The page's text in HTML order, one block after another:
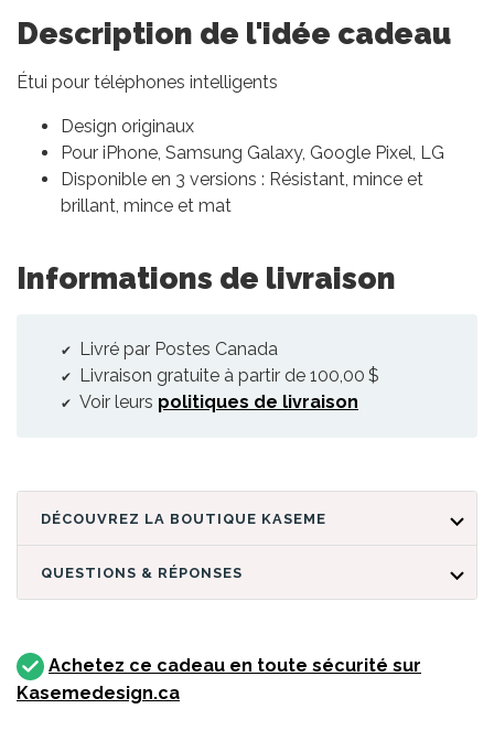
Description de l'idée cadeau
Étui pour téléphones intelligents
Design originaux
Pour iPhone, Samsung Galaxy, Google Pixel, LG
Disponible en 3 versions : Résistant, mince et
brillant, mince et mat
Informations de livraison
Livré par Postes Canada
Livraison gratuite à partir de 100,00 $
Voir leurs politiques de livraison
DÉCOUVREZ LA BOUTIQUE KASEME
QUESTIONS & RÉPONSES
Achetez ce cadeau en toute sécurité sur
Kasemedesign.ca